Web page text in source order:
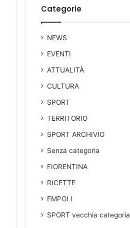
Categorie
NEWS
EVENTI
ATTUALITÀ
CULTURA
SPORT
TERRITORIO
SPORT ARCHIVIO
Senza categoria
FIORENTINA
RICETTE
EMPOLI
SPORTvecchia categoria